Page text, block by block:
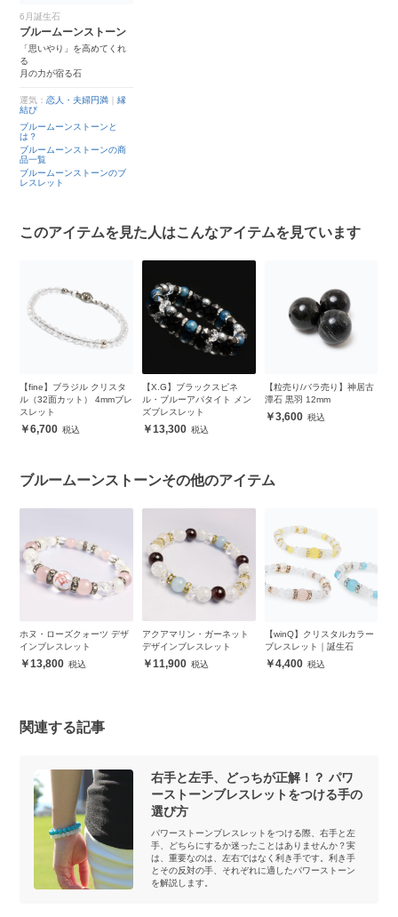
6月誕生石
ブルームーンストーン
「思いやり」を高めてくれ
る
月の力が宿る石
運気：恋人・夫婦円満 ｜縁
結び
ブルームーンストーンと
は？
ブルームーンストーンの商
品一覧
ブルームーンストーンのブ
レスレット
このアイテムを見た人はこんなアイテムを見ています
【fine】ブラジル クリスタ
ル（32面カット） 4mmブレ
スレット
6,700
【X.G】ブラックスピネ
ル・ブルーアパタイト メン
ズブレスレット
13,300
【粒売り/バラ売り】神居古
潭石 黒羽 12mm
3,600
ブルームーンストーンその他のアイテム
ホヌ・ローズクォーツ デザ
インブレスレット
13,800
アクアマリン・ガーネット
デザインブレスレット
11,900
【winQ】クリスタルカラー
ブレスレット｜誕生石
4,400
関連する記事
右手と左手、どっちが正解！？ パワ
ーストーンブレスレットをつける手の
選び方
パワーストーンブレスレットをつける際、右手と左
手、どちらにするか迷ったことはありませんか？実
は、重要なのは、左右ではなく利き手です。利き手
とその反対の手、それぞれに適したパワーストーン
を解説します。